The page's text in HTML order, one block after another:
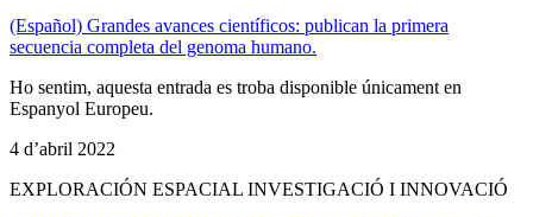
(Español) Grandes avances científicos: publican la primera
secuencia completa del genoma humano.
Ho sentim, aquesta entrada es troba disponible únicament en
Espanyol Europeu.
4 d’abril 2022
EXPLORACIÓN ESPACIAL INVESTIGACIÓ I INNOVACIÓ